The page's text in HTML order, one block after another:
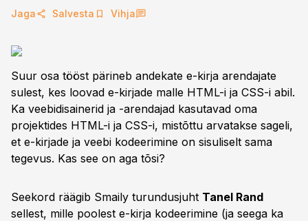
Jaga Salvesta Vihja
Suur osa tööst pärineb andekate e-kirja arendajate
sulest, kes loovad e-kirjade malle HTML-i ja CSS-i abil.
Ka veebidisainerid ja -arendajad kasutavad oma
projektides HTML-i ja CSS-i, mistõttu arvatakse sageli,
et e-kirjade ja veebi kodeerimine on sisuliselt sama
tegevus. Kas see on aga tõsi?
Seekord räägib Smaily turundusjuht Tanel Rand
sellest, mille poolest e-kirja kodeerimine (ja seega ka